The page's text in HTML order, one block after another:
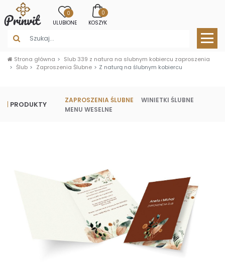
0
ULUBIONE
0
KOSZYK
Strona główna
Slub 339 z natura na slubnym kobiercu zaproszenia
Ślub
Zaproszenia Ślubne Z naturą na ślubnym kobiercu
PRODUKTY ZAPROSZENIA ŚLUBNE
WINIETKI ŚLUBNE
MENU WESELNE